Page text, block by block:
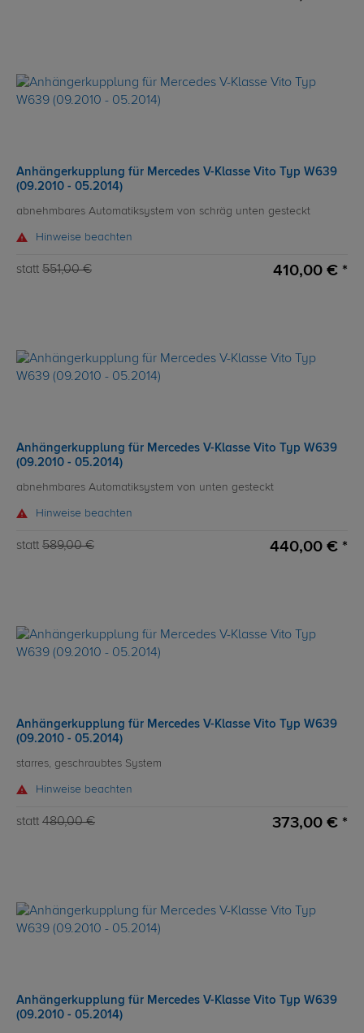
Anhängerkupplung für Mercedes V-Klasse Vito Typ W639
(09.2010 - 05.2014)
abnehmbares Automatiksystem von schräg unten gesteckt
Hinweise beachten
statt 551,00 € 410,00 € *
Anhängerkupplung für Mercedes V-Klasse Vito Typ W639
(09.2010 - 05.2014)
abnehmbares Automatiksystem von unten gesteckt
Hinweise beachten
statt 589,00 € 440,00 € *
Anhängerkupplung für Mercedes V-Klasse Vito Typ W639
(09.2010 - 05.2014)
starres, geschraubtes System
Hinweise beachten
statt 480,00 € 373,00 € *
Anhängerkupplung für Mercedes V-Klasse Vito Typ W639
(09.2010 - 05.2014)